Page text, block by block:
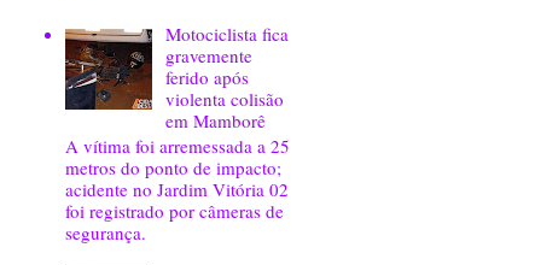
Motociclista fica
gravemente
ferido após
violenta colisão
em Mamborê
A vítima foi arremessada a 25
metros do ponto de impacto;
acidente no Jardim Vitória 02
foi registrado por câmeras de
segurança.